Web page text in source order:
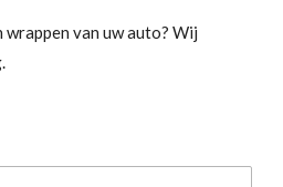
van uw auto? Wij